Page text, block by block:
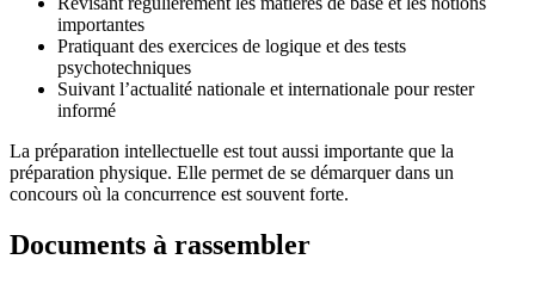
importantes
Pratiquant des exercices de logique et des tests
psychotechniques
Suivant l’actualité nationale et internationale pour rester
informé
La préparation intellectuelle est tout aussi importante que la
préparation physique. Elle permet de se démarquer dans un
concours où la concurrence est souvent forte.
Documents à rassembler